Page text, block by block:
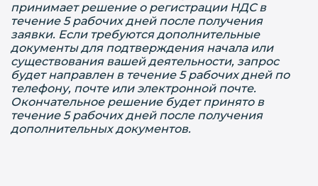
принимает решение о регистрации НДС в
течение 5 рабочих дней после получения
заявки. Если требуются дополнительные
документы для подтверждения начала или
существования вашей деятельности, запрос
будет направлен в течение 5 рабочих дней по
телефону, почте или электронной почте.
Окончательное решение будет принято в
течение 5 рабочих дней после получения
дополнительных документов.